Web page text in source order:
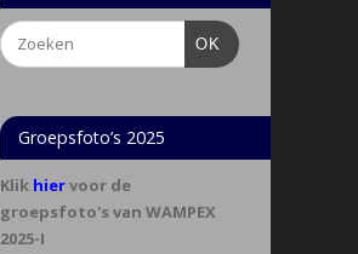
OK
Groepsfoto’s 2025
Klik hiervoor de
groepsfoto's van WAMPEX
2025-I